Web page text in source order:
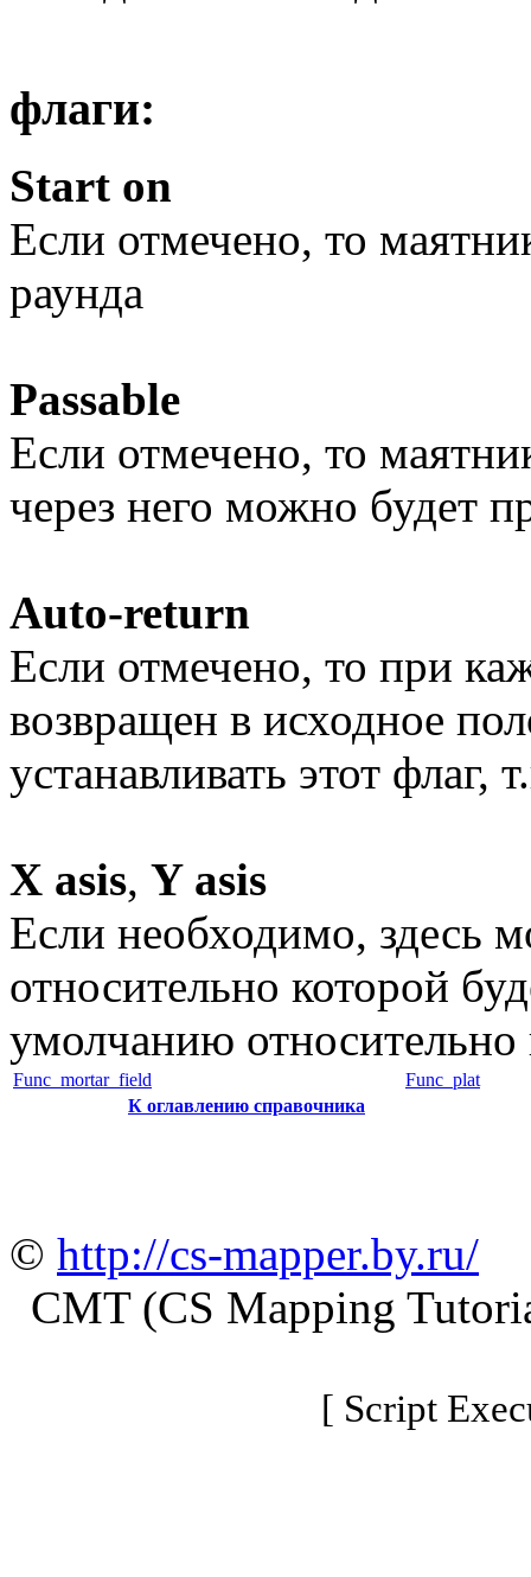
флаги:
Start on
Если отмечено, то
раунда
Passable
Если отмечено, то
через него можно будет
Auto-return
Если отмечено, то при
возвращен в исходное
устанавливать этот флаг,
X asis, Y asis
Если необходимо, здесь
относительно которой
умолчанию относительно
Func_mortar_field
Func_plat
К оглавлению справочника
© http://cs-mapper.by.ru/
CMT (CS Mapping
[ Script